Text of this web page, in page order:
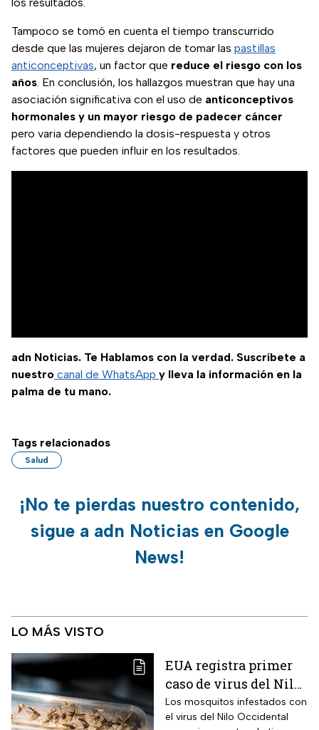
Tampoco se tomó en cuenta el tiempo transcurrido
desde que las mujeres dejaron de tomar las pastillas
anticonceptivas, un factor que reduce el riesgo con los
años. En conclusión, los hallazgos muestran que hay una
asociación significativa con el uso de anticonceptivos
hormonales y un mayor riesgo de padecer cáncer
pero varia dependiendo la dosis-respuesta y otros
factores que pueden influir en los resultados.
adn Noticias. Te Hablamos con la verdad. Suscríbete a
nuestro canal de WhatsApp y lleva la información en la
palma de tu mano.
Tags relacionados
Salud
¡No te pierdas nuestro contenido,
sigue a adn Noticias en Google
News!
LO MÁS VISTO
EUA registra primer
caso de virus del Nilo
Occidental de 2026
Los mosquitos infestados con
el virus del Nilo Occidental